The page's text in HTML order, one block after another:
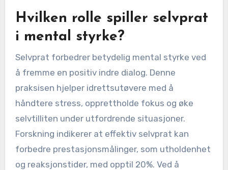
Hvilken rolle spiller selvprat
i mental styrke?
Selvprat forbedrer betydelig mental styrke ved
å fremme en positiv indre dialog. Denne
praksisen hjelper idrettsutøvere med å
håndtere stress, opprettholde fokus og øke
selvtilliten under utfordrende situasjoner.
Forskning indikerer at effektiv selvprat kan
forbedre prestasjonsmålinger, som utholdenhet
og reaksjonstider, med opptil 20%. Ved å